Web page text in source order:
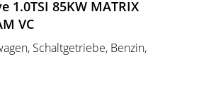
1.0TSI 85KW MATRIX
VC
Schaltgetriebe, Benzin,